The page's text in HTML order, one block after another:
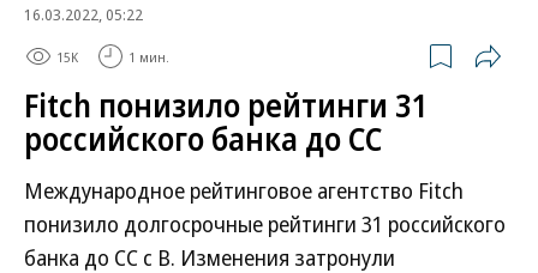
16.03.2022, 05:22
15K 1 мин.
Fitch понизило рейтинги 31
российского банка до СС
Международное рейтинговое агентство Fitch
понизило долгосрочные рейтинги 31 российского
банка до СС с B. Изменения затронули